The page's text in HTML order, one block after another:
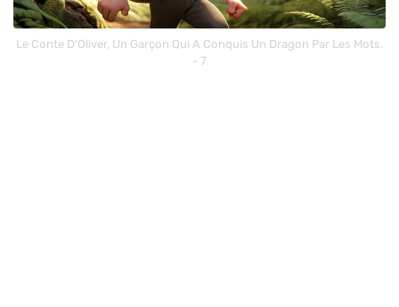
Le Conte D'Oliver, Un Garçon Qui A Conquis Un Dragon Par Les Mots.
- 7